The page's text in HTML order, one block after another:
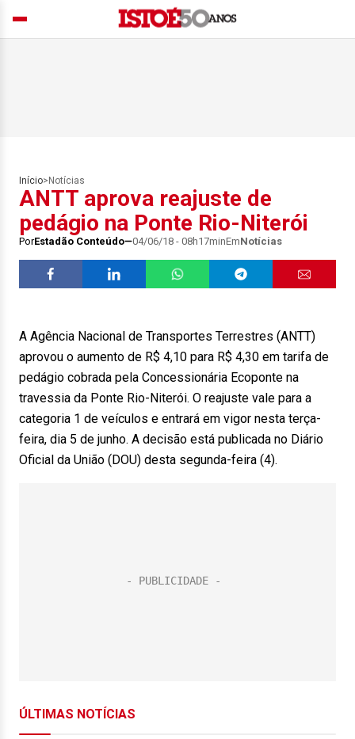
Início> Notícias
ANTT aprova reajuste de
pedágio na Ponte Rio-Niterói
PorEstadão Conteúdo 04/06/18 - 08h17minEmNotícias
A Agência Nacional de Transportes Terrestres (ANTT)
aprovou o aumento de R$ 4,10 para R$ 4,30 em tarifa de
pedágio cobrada pela Concessionária Ecoponte na
travessia da Ponte Rio-Niterói. O reajuste vale para a
categoria 1 de veículos e entrará em vigor nesta terça-
feira, dia 5 de junho. A decisão está publicada no Diário
Oficial da União (DOU) desta segunda-feira (4).